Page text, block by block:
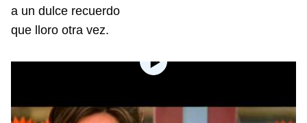
a un dulce recuerdo
que lloro otra vez.